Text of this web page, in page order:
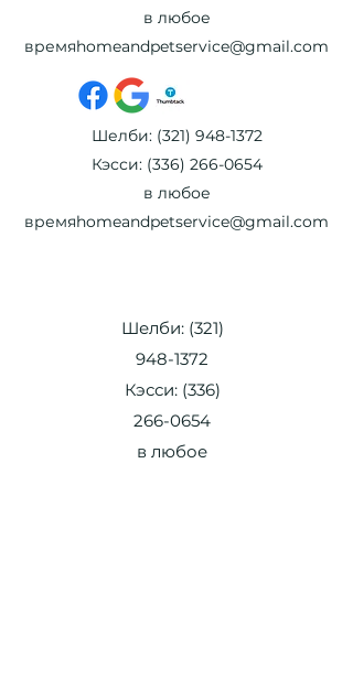
в любое
времяhomeandpetservice@gmail.com
Шелби: (321) 948-1372
Кэсси: (336) 266-0654
в любое
времяhomeandpetservice@gmail.com
Шелби: (321)
948-1372
Кэсси: (336)
266-0654
в любое